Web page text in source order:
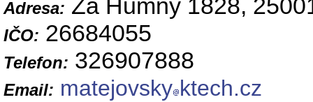
Adresa: Za Humny 1828,
IČO: 26684055
Telefon: 326907888
Email: matejovsky ktech.cz